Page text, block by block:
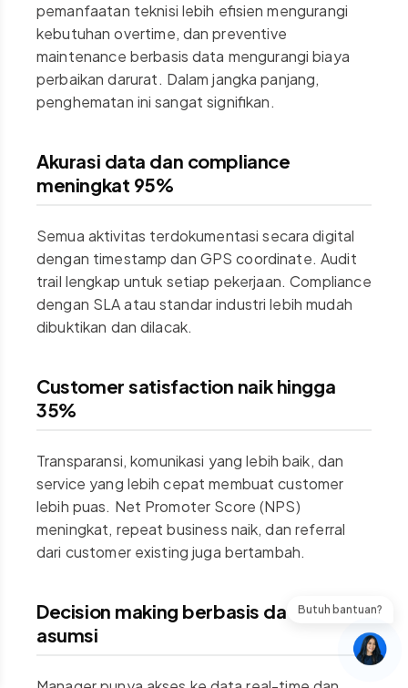
pemanfaatan teknisi lebih efisien mengurangi
kebutuhan overtime, dan preventive
maintenance berbasis data mengurangi biaya
perbaikan darurat. Dalam jangka panjang,
penghematan ini sangat signifikan.
Akurasi data dan compliance
meningkat 95%
Semua aktivitas terdokumentasi secara digital
dengan timestamp dan GPS coordinate. Audit
trail lengkap untuk setiap pekerjaan. Compliance
dengan SLA atau standar industri lebih mudah
dibuktikan dan dilacak.
Customer satisfaction naik hingga
35%
Transparansi, komunikasi yang lebih baik, dan
service yang lebih cepat membuat customer
lebih puas. Net Promoter Score (NPS)
meningkat, repeat business naik, dan referral
dari customer existing juga bertambah.
Decision making berbasis data, bukan
asumsi
Butuh bantuan?